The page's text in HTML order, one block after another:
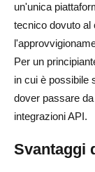
un'unica
tecnico dovuto al
Per un
in cui è possibile
dover passare
integrazioni API.
Svantaggi